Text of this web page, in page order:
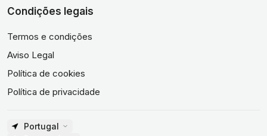
Condições legais
Termos e condições
Aviso Legal
Política de cookies
Política de privacidade
Portugal